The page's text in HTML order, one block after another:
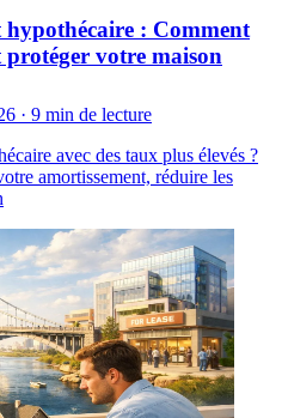
hypothécaire : Comment
votre maison
· 9 min de lecture
avec des taux plus élevés ?
amortissement, réduire les